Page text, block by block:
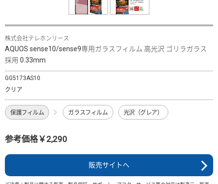
株式会社テレホンリース
AQUOS sense10/sense9専用ガラスフィルム 高光沢 ゴリラガラス
採用 0.33mm
GG5173AS10
クリア
保護フィルム ガラスフィルム 光沢（グレア）
参考価格￥2,290
販売サイトへ